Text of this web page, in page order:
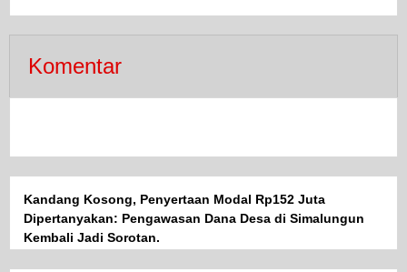
Komentar
Kandang Kosong, Penyertaan Modal Rp152 Juta
Dipertanyakan: Pengawasan Dana Desa di Simalungun
Kembali Jadi Sorotan.